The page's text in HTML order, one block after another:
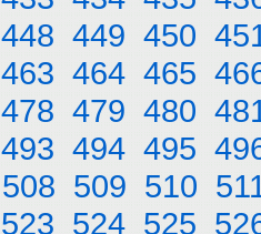
448 449 450
463 464 465
478 479 480
493 494 495
508 509 510
523 524 525